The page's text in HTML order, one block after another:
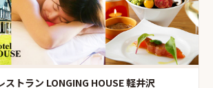
トラン LONGING HOUSE 軽井沢